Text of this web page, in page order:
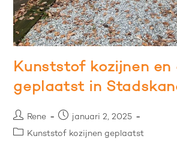
Kunststof kozijnen en
geplaatst in
Rene
januari 2, 2025
Kunststof kozijnen geplaatst